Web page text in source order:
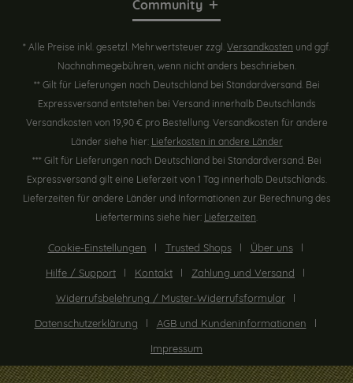
Community
* Alle Preise inkl. gesetzl. Mehrwertsteuer zzgl. Versandkosten und ggf.
Nachnahmegebühren, wenn nicht anders beschrieben.
** Gilt für Lieferungen nach Deutschland bei Standardversand. Bei
Expressversand entstehen bei Versand innerhalb Deutschlands
Versandkosten von 19,90 € pro Bestellung. Versandkosten für andere
Länder siehe hier: Lieferkosten in andere Länder
*** Gilt für Lieferungen nach Deutschland bei Standardversand. Bei
Expressversand gilt eine Lieferzeit von 1 Tag innerhalb Deutschlands.
Lieferzeiten für andere Länder und Informationen zur Berechnung des
Liefertermins siehe hier: Lieferzeiten
Cookie-Einstellungen Trusted Shops
Über uns
Hilfe / Support
Kontakt
Zahlung und Versand
Widerrufsbelehrung / Muster-Widerrufsformular
Datenschutzerklärung
AGB und Kundeninformationen
Impressum